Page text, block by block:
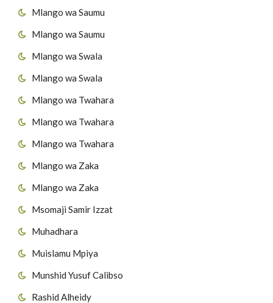
Mlango wa Saumu
Mlango wa Saumu
Mlango wa Swala
Mlango wa Swala
Mlango wa Twahara
Mlango wa Twahara
Mlango wa Twahara
Mlango wa Zaka
Mlango wa Zaka
Msomaji Samir Izzat
Muhadhara
Muislamu Mpiya
Munshid Yusuf Calibso
Rashid Alheidy